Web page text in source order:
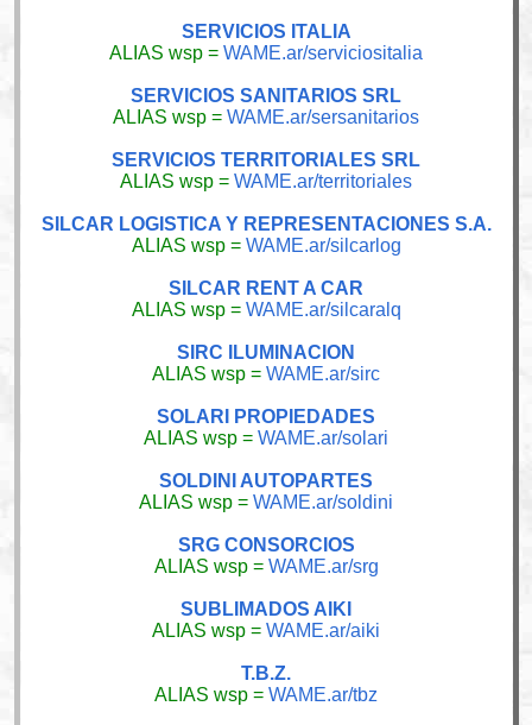
SERVICIOS ITALIA
ALIAS wsp = WAME.ar/serviciositalia
SERVICIOS SANITARIOS SRL
ALIAS wsp = WAME.ar/sersanitarios
SERVICIOS TERRITORIALES SRL
ALIAS wsp = WAME.ar/territoriales
SILCAR LOGISTICA Y REPRESENTACIONES S.A.
ALIAS wsp = WAME.ar/silcarlog
SILCAR RENT A CAR
ALIAS wsp = WAME.ar/silcaralq
SIRC ILUMINACION
ALIAS wsp = WAME.ar/sirc
SOLARI PROPIEDADES
ALIAS wsp = WAME.ar/solari
SOLDINI AUTOPARTES
ALIAS wsp = WAME.ar/soldini
SRG CONSORCIOS
ALIAS wsp = WAME.ar/srg
SUBLIMADOS AIKI
ALIAS wsp = WAME.ar/aiki
T.B.Z.
ALIAS wsp = WAME.ar/tbz